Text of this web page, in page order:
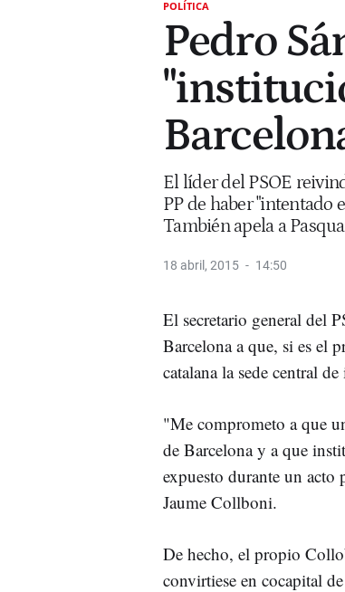
POLÍTICA
Pedro
El líder del PSOE
PP de haber "intentado
También apela a
18 abril, 2015 14:50
El secretario general del
Barcelona a que, si es el
catalana la sede central
"Me comprometo a que
de Barcelona y a que
expuesto durante un acto
Jaume Collboni.
De hecho, el propio
convirtiese en cocapital